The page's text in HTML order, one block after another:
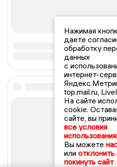
Нажимая
даете
обработку
данных
с
интернет-
top.mail.ru,
На сайте
cookie.
сайте, вы
все условия
Вы можете
или отклонить
покинуть сайт